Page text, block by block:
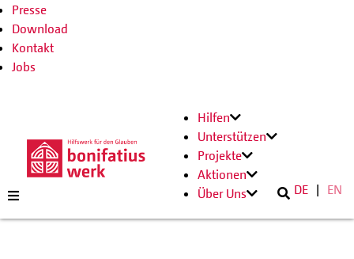
Presse
Download
Kontakt
Jobs
Hilfen
Unterstützen
Projekte
Aktionen
Über Uns
DE EN